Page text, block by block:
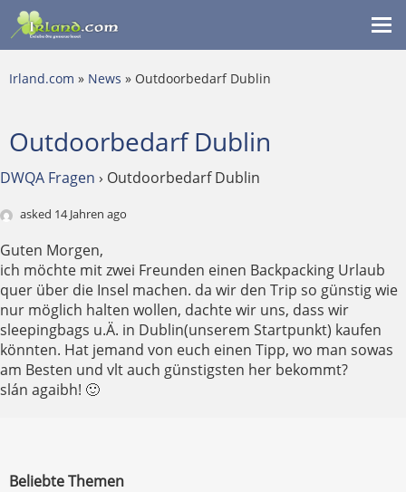
Irland.com » News » Outdoorbedarf Dublin
Outdoorbedarf Dublin
DWQA Fragen › Outdoorbedarf Dublin
asked 14 Jahren ago
Guten Morgen,
ich möchte mit zwei Freunden einen Backpacking Urlaub
quer über die Insel machen. da wir den Trip so günstig wie
nur möglich halten wollen, dachte wir uns, dass wir
sleepingbags u.Ä. in Dublin(unserem Startpunkt) kaufen
könnten. Hat jemand von euch einen Tipp, wo man sowas
am Besten und vlt auch günstigsten her bekommt?
slán agaibh! 🙂
Beliebte Themen